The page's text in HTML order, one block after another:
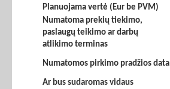
Planuojama vertė (Eur be PVM)
Numatoma prekių tiekimo,
paslaugų teikimo ar darbų
atlikimo terminas
Numatomos pirkimo pradžios data
Ar bus sudaromas vidaus